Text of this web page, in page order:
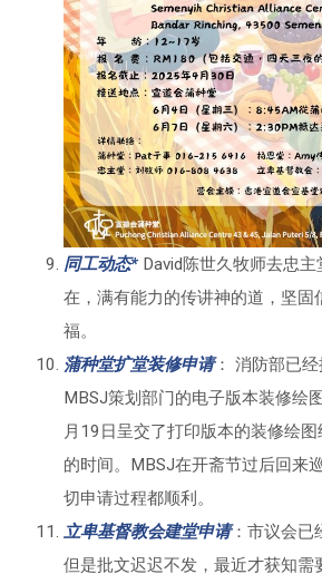
同工动态*David陈世久牧师去忠主
在，满有能力的传讲神的道，坚固
福。
蒲种堂扩堂装修申请： 消防部已
MBSJ策划部门的电子版本装修绘
月19日呈交了打印版本的装修绘
的时间。MBSJ在开斋节过后回来
切申请过程都顺利。
立卑基督教会建堂申请：市议会已
但是批文迟迟不发，最近才获知需